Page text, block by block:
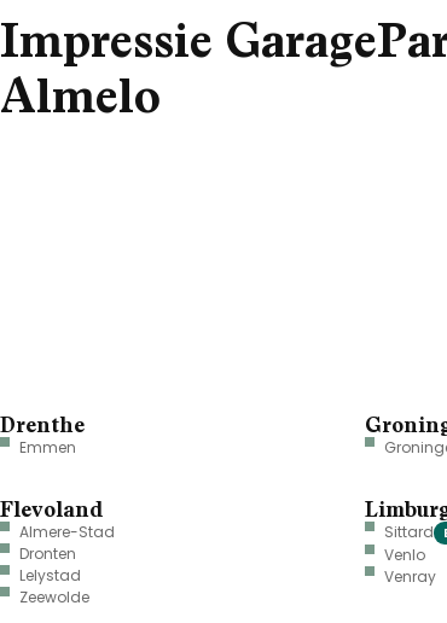
Impressie
Almelo
Drenthe
Emmen
Flevoland
Almere-Stad
Dronten
Lelystad
Zeewolde
Sittard
Venlo
Venray